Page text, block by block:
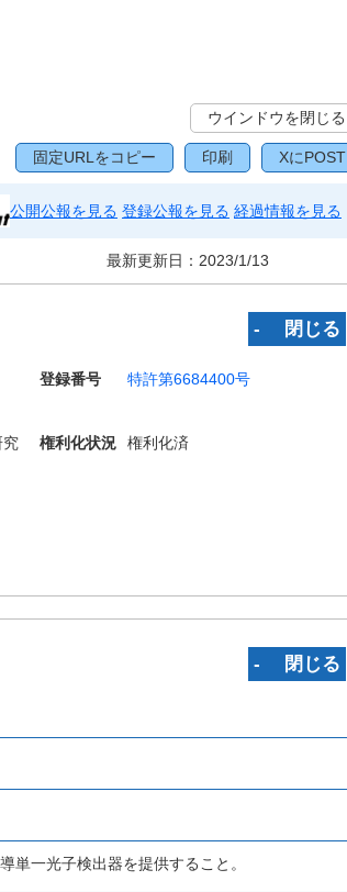
ウインドウを閉じる
固定URLをコピー 印刷 XにPOST
公開公報を見る 登録公報を見る 経過情報を見る
最新更新日： 2023/1/13
‐ 閉じる
登録番号
特許第6684400号
究
権利化状況 権利化済
‐ 閉じる
単一光子検出器を提供すること。